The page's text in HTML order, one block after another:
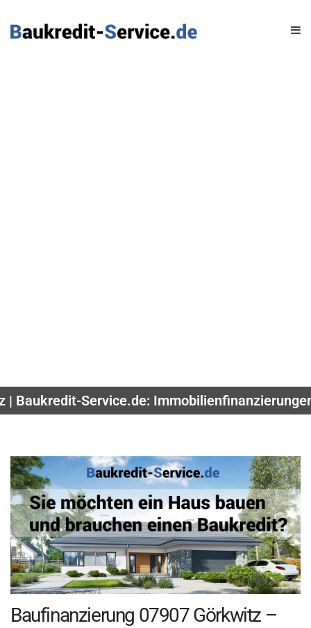
| Baukredit-Service.de:
Baufinanzierung 07907 Görkwitz –